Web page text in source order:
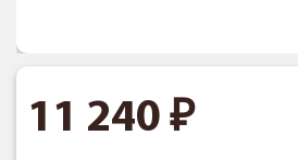
11 240